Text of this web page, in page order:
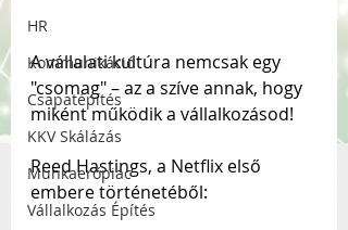
HR
Kommunikáció
Csapatépítés
KKV Skálázás
Munkaerőpiac
Vállalkozás Építés
A vállalati kultúra nemcsak egy
"csomag" – az a szíve annak, hogy
miként működik a vállalkozásod!
Reed Hastings, a Netflix első
embere történetéből: